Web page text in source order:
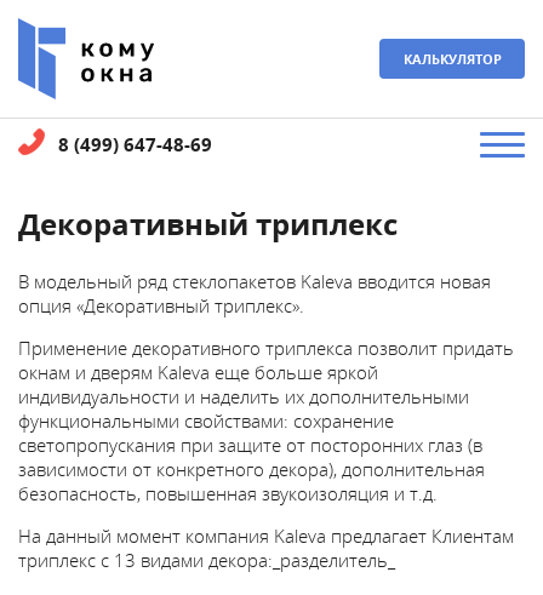
КАЛЬКУЛЯТОР
8 (499) 647-48-69
Декоративный триплекс
В модельный ряд стеклопакетов Kaleva вводится новая
опция «Декоративный триплекс».
Применение декоративного триплекса позволит придать
окнам и дверям Kaleva еще больше яркой
индивидуальности и наделить их дополнительными
функциональными свойствами: сохранение
светопропускания при защите от посторонних глаз (в
зависимости от конкретного декора), дополнительная
безопасность, повышенная звукоизоляция и т.д.
На данный момент компания Kaleva предлагает Клиентам
триплекс с 13 видами декора: _разделитель_